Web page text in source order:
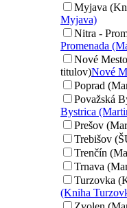
Myjava
Myjava)
Nitra -
Promenada
Nové
titulov)Nové
Poprad
Považská
Bystrica
Prešov
Trebišov
Trenčín
Trnava
Turzovka
(Kniha